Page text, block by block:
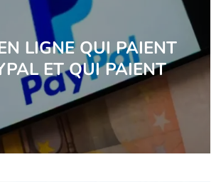
LIGNE QUI PAIENT
ET QUI PAIENT